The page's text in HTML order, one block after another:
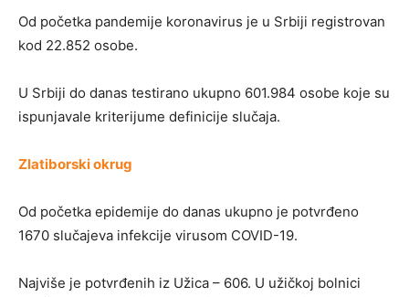
Od početka pandemije koronavirus je u Srbiji registrovan
kod 22.852 osobe.
U Srbiji do danas testirano ukupno 601.984 osobe koje su
ispunjavale kriterijume definicije slučaja.
Zlatiborski okrug
Od početka epidemije do danas ukupno je potvrđeno
1670 slučajeva infekcije virusom COVID-19.
Najviše je potvrđenih iz Užica – 606. U užičkoj bolnici